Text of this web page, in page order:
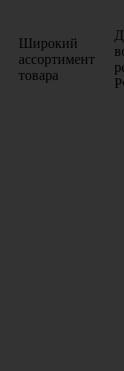
Широкий
ассортимент
товара